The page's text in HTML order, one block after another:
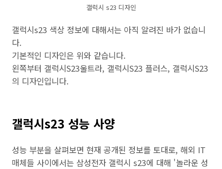
갤럭시 s23 디자인
갤럭시s23 색상 정보에 대해서는 아직 알려진 바가 없습니
다.
기본적인 디자인은 위와 같습니다.
왼쪽부터 갤럭시S23울트라, 갤럭시S23 플러스, 갤럭시S23
의 디자인입니다.
갤럭시s23 성능 사양
성능 부분을 살펴보면 현재 공개된 정보를 토대로, 해외 IT
매체들 사이에서는 삼성전자 갤럭시 s23에 대해 '놀라운 성